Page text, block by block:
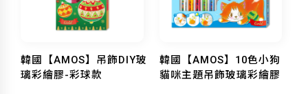
韓國【AMOS】吊飾DIY玻
璃彩繪膠-彩球款
韓國【AMOS】10色小狗
貓咪主題吊飾玻璃彩繪膠